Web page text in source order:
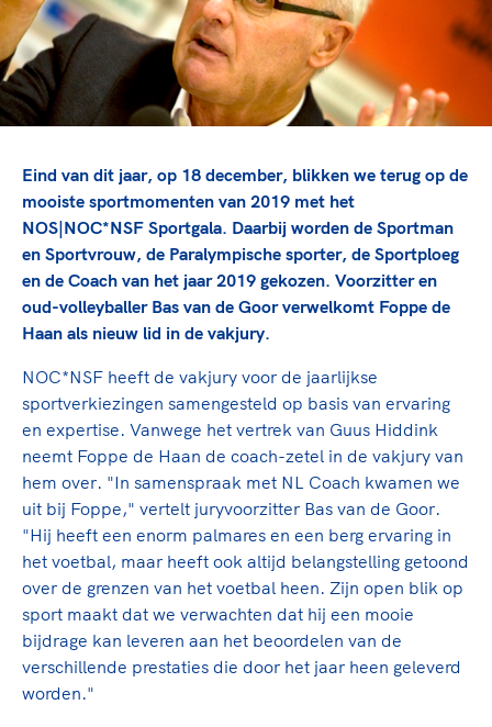
Sportonderzoek
Sportakkoord II
TeamNL kids
Olympische geschiedenis
Nieuwspagina
Columns
Sport gaat niet vanzelf
Sport verenigt. Op sportclubs, pleintjes, tijdens
een rondje fietsen, door samen te skaten of naar
de sportschool te gaan. Door samen te juichen
voor Sifan Hassan, Rico Verhoeven, Diede de
Groot en het Nederlands Elftal. Of met trots te
genieten van de karatewedstrijd van je dochter,
de halve marathon van je moeder of de
hockeywedstrijd van je buurjongen.
Veilige en integere sport
Diversiteit en inclusie
Gezonde sportomgeving
Duurzaamheid
Vitale clubs en bestuurlijk kader
Sportmatch
Clubacties
Handboek Wet- en Regelgeving
High5 Stappenplan
Ruimte voor sport
Clubondersteuning
Beroepskrachten
Samen voor een veilige
sportomgeving
Voor welk gedrag staat de club? Wat mag wel
langs de lijn, in de kleedkamer, kantine en online?
TeamNL Academie Kalender
Kennisaanbod TeamNL Experts
TeamNL Sport Science Centre
Olympische Spelen LA28
Paralympische Spelen LA28
Europese Spelen Istanbul 2027
Topsportbeleid
Topsportfinanciering
Maatschappelijke waarde topsport
Top teamsportcompetities
De TeamNL Academie
De TeamNL Academie biedt een leer- en
ontwikkelprogramma voor de volgende functies
binnen TeamNL programma's: experts, coaches,
bestuurders, (technisch) directeuren, managers en
toekomstig kader.
Eind van dit jaar, op 18 december, blikken we terug op de
mooiste sportmomenten van 2019 met het
NOS|NOC*NSF Sportgala. Daarbij worden de Sportman
en Sportvrouw, de Paralympische sporter, de Sportploeg
en de Coach van het jaar 2019 gekozen. Voorzitter en
oud-volleyballer Bas van de Goor verwelkomt Foppe de
Haan als nieuw lid in de vakjury.
NOC*NSF heeft de vakjury voor de jaarlijkse
sportverkiezingen samengesteld op basis van ervaring
en expertise. Vanwege het vertrek van Guus Hiddink
neemt Foppe de Haan de coach-zetel in de vakjury van
hem over. "In samenspraak met NL Coach kwamen we
uit bij Foppe," vertelt juryvoorzitter Bas van de Goor.
"Hij heeft een enorm palmares en een berg ervaring in
het voetbal, maar heeft ook altijd belangstelling getoond
over de grenzen van het voetbal heen. Zijn open blik op
sport maakt dat we verwachten dat hij een mooie
bijdrage kan leveren aan het beoordelen van de
verschillende prestaties die door het jaar heen geleverd
worden."